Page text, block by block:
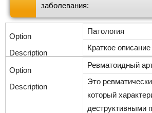
заболевания:
Патология
Краткое описание
Ревматоидный
Это
который
деструктивными